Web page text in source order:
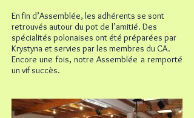
En fin d’Assemblée, les adhérents se sont
retrouvés autour du pot de l’amitié. Des
spécialités polonaises ont été préparées par
Krystyna et servies par les membres du CA.
Encore une fois, notre Assemblée a remporté
un vif succès.